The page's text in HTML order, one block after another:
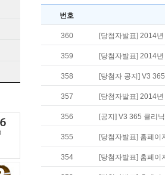
번호
360 [당첨자발표] 2014
359 [당첨자발표] 2014
358 [당첨자 공지] V3
357 [당첨자발표] 2014
356 [공지] V3 365 클리
355 [당첨자발표] 홈페이
354 [당첨자발표] 홈페이